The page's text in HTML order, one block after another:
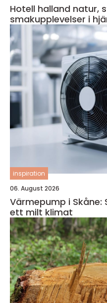
Hotell halland natur, stillhet och
smakupplevelser i
inspiration
06. August 2026
Värmepump i
ett milt klimat